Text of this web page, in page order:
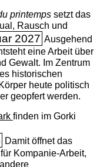
printempssetzt das
Rausch und
2027 Ausgehend
eine Arbeit über
Gewalt. Im Zentrum
historischen
heute politisch
geopfert werden.
finden im Gorki
Damit öffnet das
Kompanie-Arbeit,